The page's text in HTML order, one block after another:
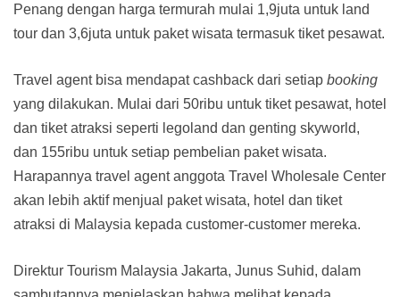
Penang dengan harga termurah mulai 1,9juta untuk land
tour dan 3,6juta untuk paket wisata termasuk tiket pesawat.
Travel agent bisa mendapat cashback dari setiap booking
yang dilakukan. Mulai dari 50ribu untuk tiket pesawat, hotel
dan tiket atraksi seperti legoland dan genting skyworld,
dan 155ribu untuk setiap pembelian paket wisata.
Harapannya travel agent anggota Travel Wholesale Center
akan lebih aktif menjual paket wisata, hotel dan tiket
atraksi di Malaysia kepada customer-customer mereka.
Direktur Tourism Malaysia Jakarta, Junus Suhid, dalam